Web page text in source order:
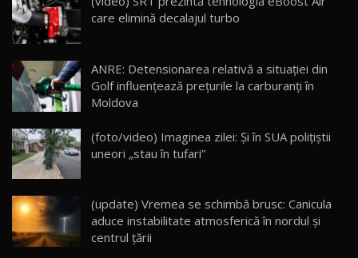
13:10
17 20:06
Va fi modelul nr.1 BYD în Moldova? BYD Seal U
30:08
AutoBlog.MD
23:36
20
Noul ZEEKR 7X / Test Drive AutoBlog.MD
29:08
care elimină decalajul turbo
ANRE: Detensionarea relativă a situației din
Golf influențează prețurile la carburanți în
Moldova
(foto/video) Imaginea zilei: Și în SUA polițiștii
uneori „stau în tufari”
(update) Vremea se schimbă brusc: Canicula
aduce instabilitate atmosferică în nordul și
centrul țării